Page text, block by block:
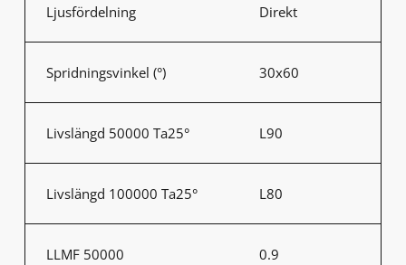
Ljusfördelning Direkt
Spridningsvinkel (°) 30x60
Livslängd 50000 Ta25° L90
Livslängd 100000 Ta25° L80
LLMF 50000 0.9